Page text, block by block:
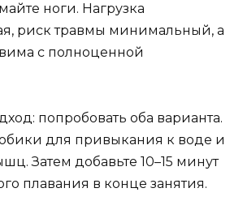
ноги. Нагрузка
риск травмы минимальный, а
с полноценной
попробовать оба варианта.
для привыкания к воде и
Затем добавьте 10–15 минут
плавания в конце занятия.